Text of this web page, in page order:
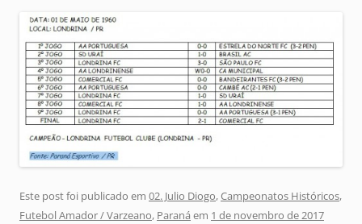
Este post foi publicado em 02. Julio Diogo,Campeonatos Históricos,
Futebol Amador / Varzeano, Paraná em 1 de novembro de 2017